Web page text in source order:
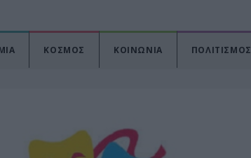
ΚΟΣΜΟΣ ΚΟΙΝΩΝΙΑ ΠΟΛΙΤΙΣΜΟΣ